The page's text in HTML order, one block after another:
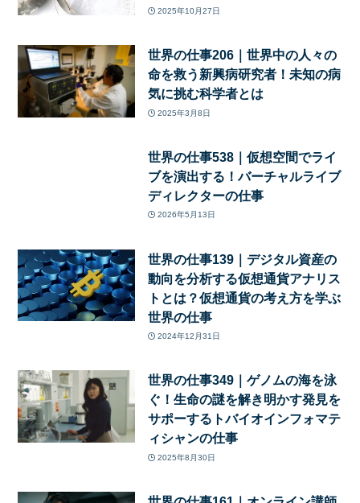
2025年10月27日
世界の仕事206｜世界中の人々の
命を救う新興病研究者！未知の病
気に挑む科学者とは
2025年3月8日
世界の仕事538｜仮想空間でライ
ブを演出する！バーチャルライブ
ディレクターの仕事
2026年5月13日
世界の仕事139｜デジタル資産の
動向を分析する仮想通貨アナリス
トとは？仮想通貨の考え方を学ぶ
世界の仕事
2024年12月31日
世界の仕事349｜ゲノムの海を泳
ぐ！生命の謎を解き明かす発見を
サポーするトバイオインフォマテ
ィシャンの仕事
2025年8月30日